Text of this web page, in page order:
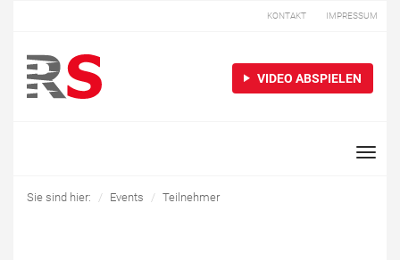
KONTAKT IMPRESSUM
VIDEO ABSPIELEN
Toggle
Sie sind hier: Events Teilnehmer